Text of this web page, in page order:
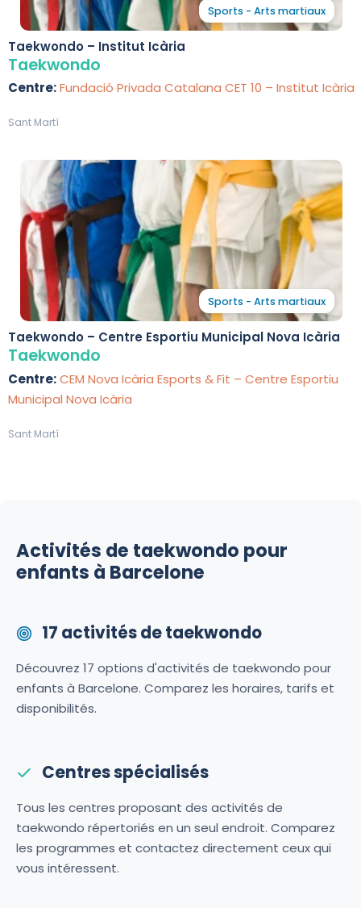
Sports - Arts martiaux
Taekwondo – Institut Icària
Taekwondo
Centre:Fundació Privada Catalana CET 10 – Institut Icària
Sant Martí
Sports - Arts martiaux
Taekwondo – Centre Esportiu Municipal Nova Icària
Taekwondo
Centre:CEM Nova Icària Esports & Fit – Centre Esportiu
Municipal Nova Icària
Sant Martí
Activités de taekwondo pour
enfants à Barcelone
17 activités de taekwondo
Découvrez 17 options d'activités de taekwondo pour
enfants à Barcelone. Comparez les horaires, tarifs et
disponibilités.
Centres spécialisés
Tous les centres proposant des activités de
taekwondo répertoriés en un seul endroit. Comparez
les programmes et contactez directement ceux qui
vous intéressent.